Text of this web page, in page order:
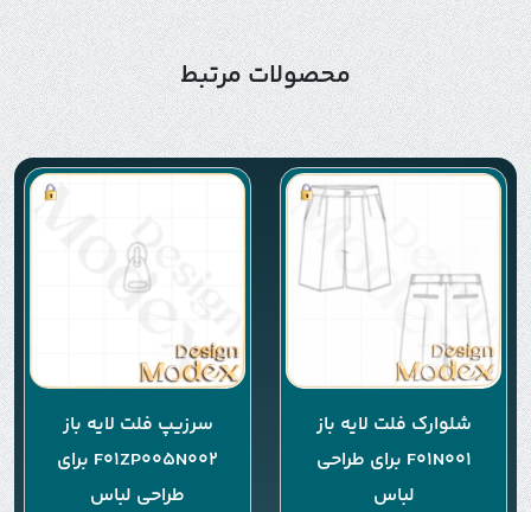
محصولات مرتبط
شلوارک فلت لایه باز
F01N001 برای طراحی
لباس
سرزیپ فلت لایه باز
F01ZP005N002 برای
طراحی لباس